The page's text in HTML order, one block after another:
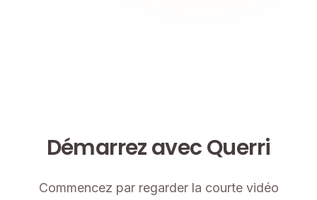
Démarrez avec Querri
Commencez par regarder la courte vidéo